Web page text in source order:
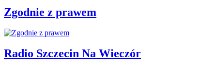
Zgodnie z prawem
Radio Szczecin Na Wieczór